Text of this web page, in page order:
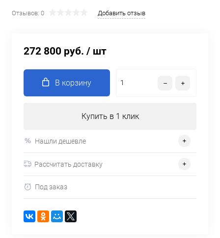
Отзывов: 0 Добавить отзыв
272 800 руб. / шт
В корзину
Купить в 1 клик
Нашли дешевле
Рассчитать доставку
Под заказ